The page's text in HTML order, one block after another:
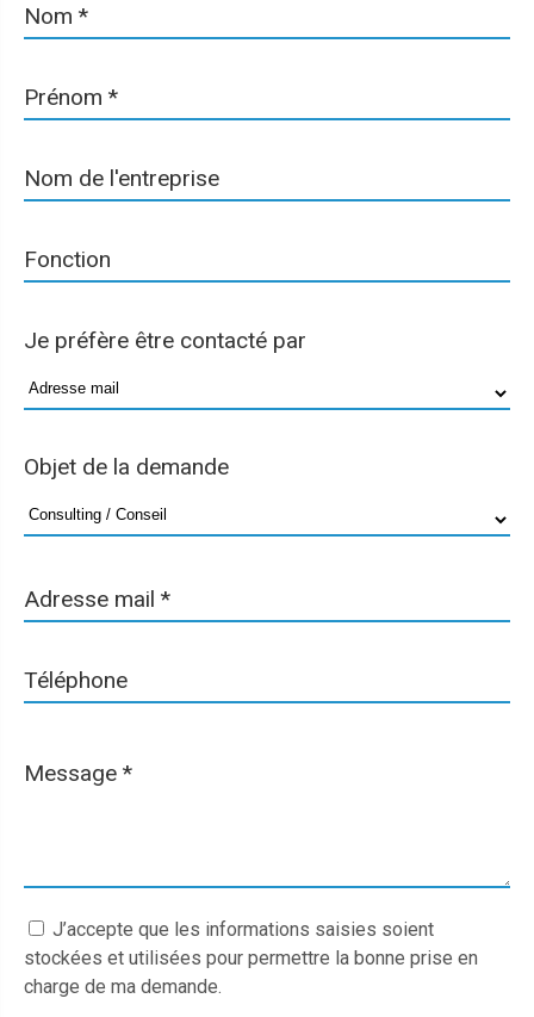
Nom *
Prénom *
Nom de l'entreprise
Fonction
Je préfère être contacté par
Objet de la demande
Adresse mail *
Téléphone
Message *
J’accepte que les informations saisies soient
stockées et utilisées pour permettre la bonne prise en
charge de ma demande.